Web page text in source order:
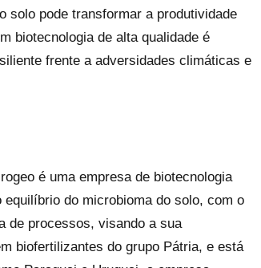
solo pode transformar a produtividade
biotecnologia de alta qualidade é
frente a adversidades climáticas e
é uma empresa de biotecnologia
do microbioma do solo, com o
de processos, visando a sua
biofertilizantes do grupo Pátria, e está